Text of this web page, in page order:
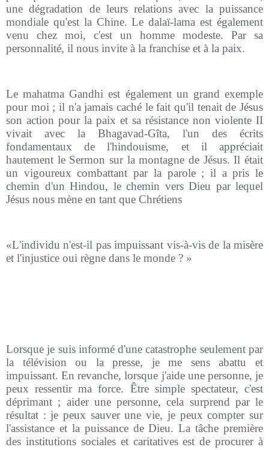
une dégradation de leurs relations avec la puissance
mondiale qu'est la Chine. Le dalaï-lama est également
venu chez moi, c'est un homme modeste. Par sa
personnalité, il nous invite à la franchise et à la paix.
Le mahatma Gandhi est également un grand exemple
pour moi ; il n'a jamais caché le fait qu'il tenait de Jésus
son action pour la paix et sa résistance non violente II
vivait avec la Bhagavad-Gîta, l'un des écrits
fondamentaux de l'hindouisme, et il appréciait
hautement le Sermon sur la montagne de Jésus. Il était
un vigoureux combattant par la parole ; il a pris le
chemin d'un Hindou, le chemin vers Dieu par lequel
Jésus nous mène en tant que Chrétiens
«L'individu n'est-il pas impuissant vis-à-vis de la misère
et l'injustice oui règne dans le monde ? »
Lorsque je suis informé d'une catastrophe seulement par
la télévision ou la presse, je me sens abattu et
impuissant. En revanche, lorsque j'aide une personne, je
peux ressentir ma force. Être simple spectateur, c'est
déprimant ; aider une personne, cela surprend par le
résultat : je peux sauver une vie, je peux compter sur
l'assistance et la puissance de Dieu. La tâche première
des institutions sociales et caritatives est de procurer à